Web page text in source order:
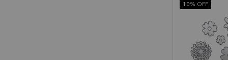
10% OFF